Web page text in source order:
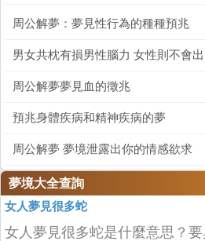
周公解夢：夢見性行為的種種預兆
男女共枕有損男性腦力 女性則不會出
周公解夢夢見血的徵兆
預兆身體疾病和精神疾病的夢
周公解夢 夢境泄露出你的情感欲求
夢境大全查詢
女人夢見很多蛇
女人夢見很多蛇是什麼意思？